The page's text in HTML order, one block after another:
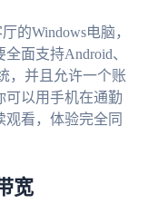
的Windows电脑，
面支持Android、
，并且允许一个账
可以用手机在通勤
看，体验完全同
宽